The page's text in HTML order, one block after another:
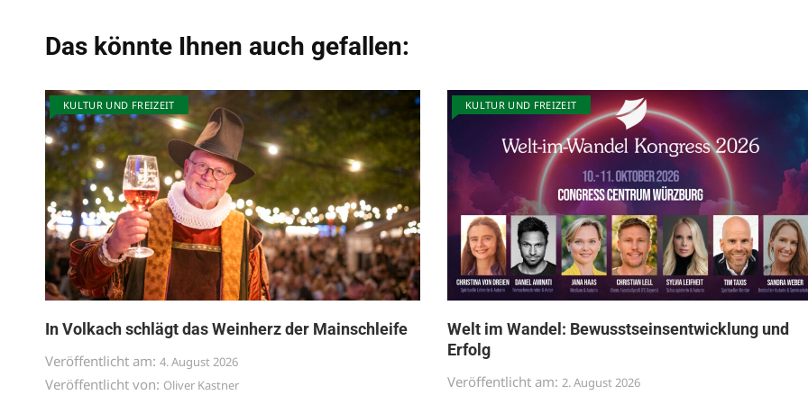
Das könnte Ihnen auch gefallen:
KULTUR UND FREIZEIT
In Volkach schlägt das Weinherz der Mainschleife
Veröffentlicht am: 4. August 2026
Veröffentlicht von: Oliver Kastner
KULTUR UND FREIZEIT
Welt im Wandel: Bewusstseinsentwicklung und
Erfolg
Veröffentlicht am: 2. August 2026